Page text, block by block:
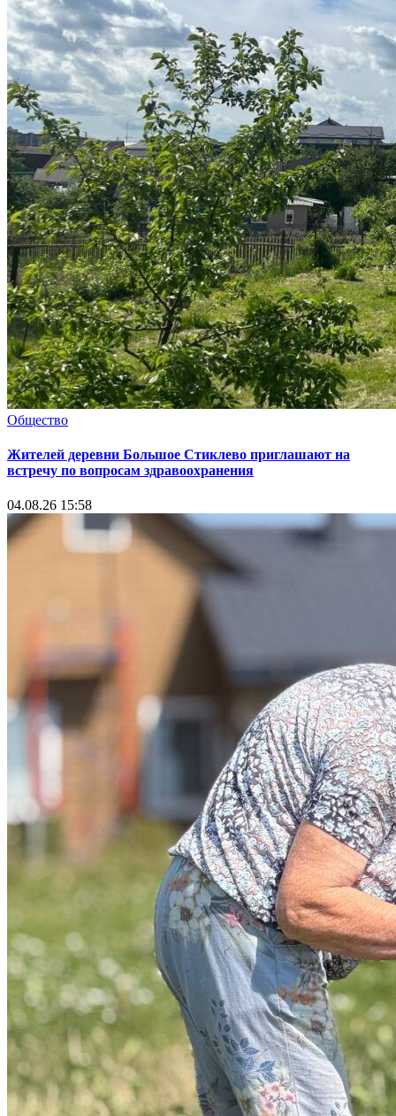
Общество
Жителей деревни Большое Стиклево приглашают на
встречу по вопросам здравоохранения
04.08.26 15:58